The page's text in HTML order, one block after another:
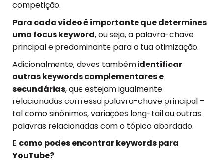
competição.
Para cada vídeo é importante que determines
uma focus keyword, ou seja, a palavra-chave
principal e predominante para a tua otimização.
Adicionalmente, deves também identificar
outras keywords complementares e
secundárias, que estejam igualmente
relacionadas com essa palavra-chave principal –
tal como sinónimos, variações long-tail ou outras
palavras relacionadas com o tópico abordado.
E como podes encontrar keywords para
YouTube?